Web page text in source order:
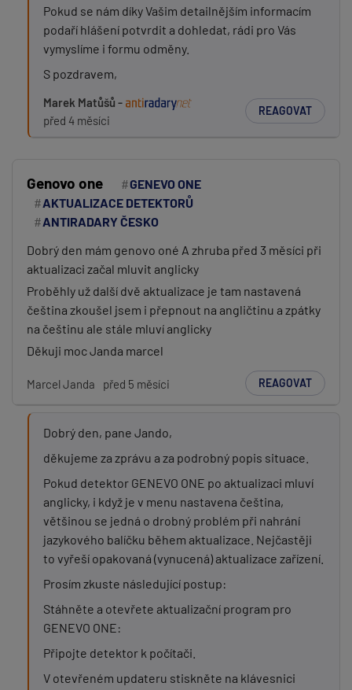
Pokud se nám díky Vašim detailnějším informacím
podaří hlášení potvrdit a dohledat, rádi pro Vás
vymyslíme i formu odměny.
S pozdravem,
Marek Matůšů -
před 4 měsíci
REAGOVAT
Genovo one
GENEVO ONE
AKTUALIZACE DETEKTORŮ
ANTIRADARY ČESKO
Dobrý den mám genovo oné A zhruba před 3 měsíci při
aktualizaci začal mluvit anglicky
Proběhly už další dvě aktualizace je tam nastavená
čeština zkoušel jsem i přepnout na angličtinu a zpátky
na češtinu ale stále mluví anglicky
Děkuji moc Janda marcel
Marcel Janda před 5 měsíci REAGOVAT
Dobrý den, pane Jando,
děkujeme za zprávu a za podrobný popis situace.
Pokud detektor GENEVO ONE po aktualizaci mluví
anglicky, i když je v menu nastavena čeština,
většinou se jedná o drobný problém při nahrání
jazykového balíčku během aktualizace. Nejčastěji
to vyřeší opakovaná (vynucená) aktualizace zařízení.
Prosím zkuste následující postup:
Stáhněte a otevřete aktualizační program pro
GENEVO ONE:
Připojte detektor k počítači.
V otevřeném updateru stiskněte na klávesnici